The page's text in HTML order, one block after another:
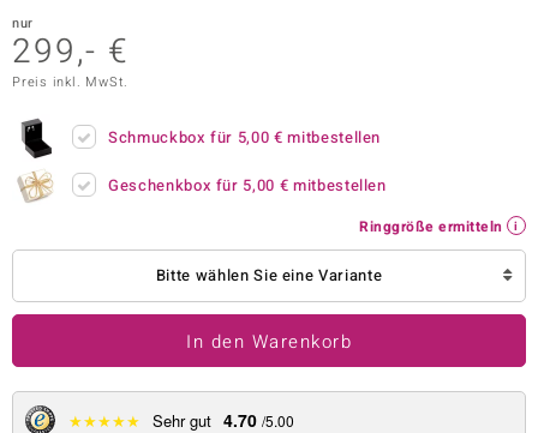
Collection
BY DE MELO
Collection
nur
299,- €
Preis inkl. MwSt.
Schmuckbox für 5,00 € mitbestellen
Geschenkbox für 5,00 € mitbestellen
Ringgröße ermitteln
Bitte wählen Sie eine Variante
In den Warenkorb
★★★★★ Sehr gut 4.70 /5.00